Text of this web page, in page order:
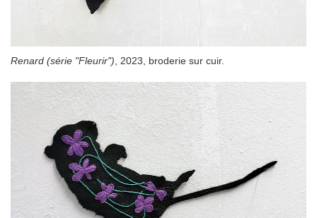
Renard (série "Fleurir") , 2023, broderie sur cuir.